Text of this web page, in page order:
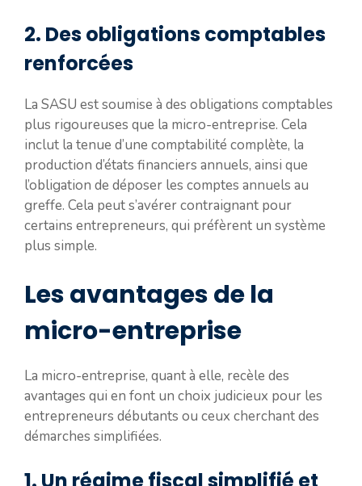
2. Des obligations comptables
renforcées
La SASU est soumise à des obligations comptables
plus rigoureuses que la micro-entreprise. Cela
inclut la tenue d’une comptabilité complète, la
production d’états financiers annuels, ainsi que
l’obligation de déposer les comptes annuels au
greffe. Cela peut s’avérer contraignant pour
certains entrepreneurs, qui préfèrent un système
plus simple.
Les avantages de la
micro-entreprise
La micro-entreprise, quant à elle, recèle des
avantages qui en font un choix judicieux pour les
entrepreneurs débutants ou ceux cherchant des
démarches simplifiées.